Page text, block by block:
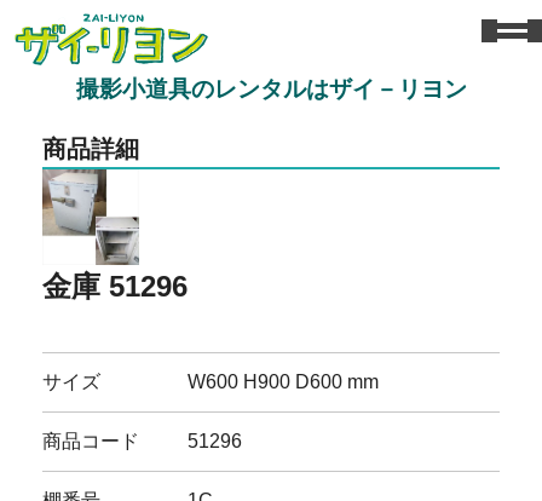
撮影小道具のレンタルはザイ－リヨン
商品詳細
金庫 51296
サイズ W600 H900 D600 mm
商品コード 51296